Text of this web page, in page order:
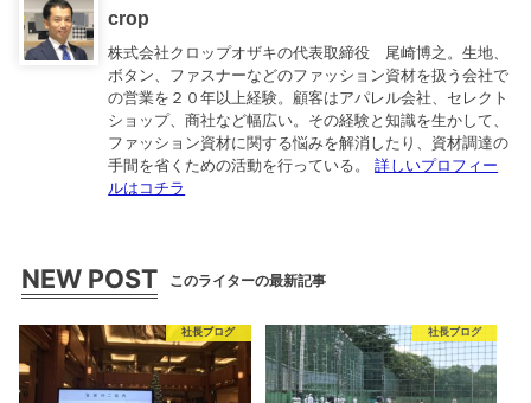
crop
株式会社クロップオザキの代表取締役 尾崎博之。生地、
ボタン、ファスナーなどのファッション資材を扱う会社で
の営業を２０年以上経験。顧客はアパレル会社、セレクト
ショップ、商社など幅広い。その経験と知識を生かして、
ファッション資材に関する悩みを解消したり、資材調達の
手間を省くための活動を行っている。詳しいプロフィー
ルはコチラ
NEW POST このライターの最新記事
社長ブログ 社長ブログ